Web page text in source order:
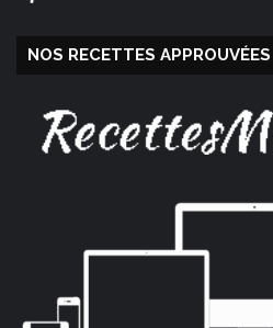
NOS RECETTES APPROUVÉES